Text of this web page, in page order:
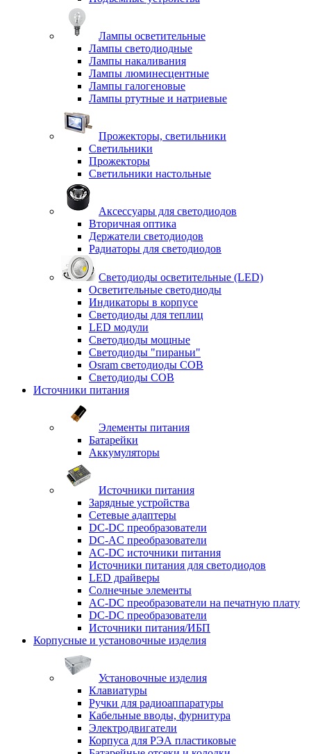
Лампы осветительные
Лампы светодиодные
Лампы накаливания
Лампы люминесцентные
Лампы галогеновые
Лампы ртутные и натриевые
Прожекторы, светильники
Светильники
Прожекторы
Светильники настольные
Аксессуары для светодиодов
Вторичная оптика
Держатели светодиодов
Радиаторы для светодиодов
Светодиоды осветительные (LED)
Осветительные светодиоды
Индикаторы в корпусе
Светодиоды для теплиц
LED модули
Светодиоды мощные
Светодиоды "пираньи"
Osram светодиоды COB
Светодиоды COB
Источники питания
Элементы питания
Батарейки
Аккумуляторы
Источники питания
Зарядные устройства
Сетевые адаптеры
DC-DC преобразователи
DC-AC преобразователи
AC-DC источники питания
Источники питания для светодиодов
LED драйверы
Солнечные элементы
AC-DC преобразователи на печатную плату
DC-DC преобразователи
Источники питания/ИБП
Корпусные и установочные изделия
Установочные изделия
Клавиатуры
Ручки для радиоаппаратуры
Кабельные вводы, фурнитура
Электродвигатели
Корпуса для РЭА пластиковые